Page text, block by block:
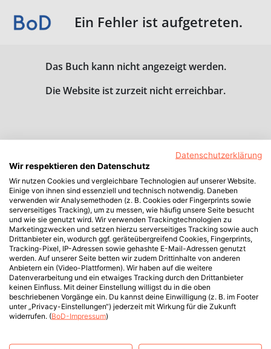
Ein Fehler ist aufgetreten.
Das Buch kann nicht angezeigt werden.
Die Website ist zurzeit nicht erreichbar.
Datenschutzerklärung
Wir respektieren den Datenschutz
Wir nutzen Cookies und vergleichbare Technologien auf unserer Website.
Einige von ihnen sind essenziell und technisch notwendig. Daneben
verwenden wir Analysemethoden (z. B. Cookies oder Fingerprints sowie
serverseitiges Tracking), um zu messen, wie häufig unsere Seite besucht
und wie sie genutzt wird. Wir verwenden Trackingtechnologien zu
Marketingzwecken und setzen hierzu serverseitiges Tracking sowie auch
Drittanbieter ein, wodurch ggf. geräteübergreifend Cookies, Fingerprints,
Tracking-Pixel, IP-Adressen sowie gehashte E-Mail-Adressen genutzt
werden. Auf unserer Seite betten wir zudem Drittinhalte von anderen
Anbietern ein (Video-Plattformen). Wir haben auf die weitere
Datenverarbeitung und ein etwaiges Tracking durch den Drittanbieter
keinen Einfluss. Mit deiner Einstellung willigst du in die oben
beschriebenen Vorgänge ein. Du kannst deine Einwilligung (z. B. im Footer
unter „Privacy-Einstellungen“) jederzeit mit Wirkung für die Zukunft
widerrufen. (BoD-Impressum)